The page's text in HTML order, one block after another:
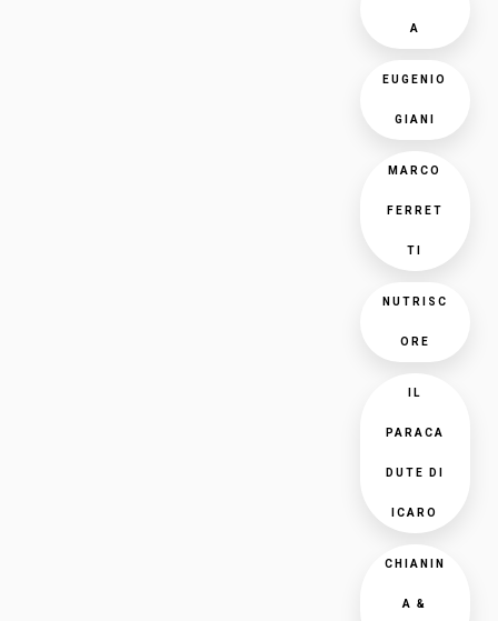
A
EUGENIO
GIANI
MARCO
FERRET
TI
NUTRISC
ORE
IL
PARACA
DUTE DI
ICARO
CHIANIN
A &